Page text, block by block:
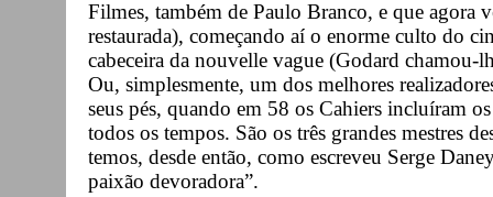
Filmes, também de Paulo Branco, e que agora
restaurada), começando aí o enorme culto do
cabeceira da nouvelle vague (Godard chamou-
Ou, simplesmente, um dos melhores
seus pés, quando em 58 os Cahiers incluíram
todos os tempos. São os três grandes mestres
temos, desde então, como escreveu Serge
paixão devoradora”.